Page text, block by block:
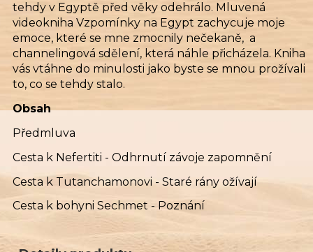
tehdy v Egyptě před věky odehrálo. Mluvená
videokniha Vzpomínky na Egypt zachycuje moje
emoce, které se mne zmocnily nečekaně, a
channelingová sdělení, která náhle přicházela. Kniha
vás vtáhne do minulosti jako byste se mnou prožívali
to, co se tehdy stalo.
Obsah
Předmluva
Cesta k Nefertiti - Odhrnutí závoje zapomnění
Cesta k Tutanchamonovi - Staré rány ožívají
Cesta k bohyni Sechmet - Poznání